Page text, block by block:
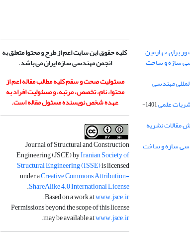
برای چهارمین
سازه و ساخت
مهندسی
علمی
1401-
مقالات نشریه
کلیه حقوق این سایت اعم از طرح و محتوا متعلق به
انجمن مهندسی سازه ایران می باشد.
مسئولیت صحت و سقم کلیه مطالب مقاله اعم از
محتوا، نام، تخصص، مرتبه، و مسئولیت افراد به
عهده شخص نویسنده مسئول مقاله است.
Journal of Structural and Construction
Engineering (JSCE) byIranian Society of
Structural Engineering (ISSE)is licensed
under aCreative Commons Attribution-
ShareAlike 4.0 International License
.
Based on a work atwww.jsce.ir
.
Permissions beyond the scope of this license
may be available atwww.jsce.ir
.